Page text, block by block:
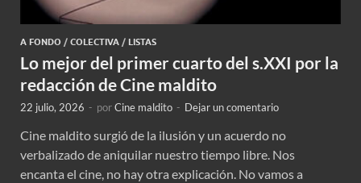
A FONDO / COLECTIVA / LISTAS
Lo mejor del primer cuarto del s.XXI por la
redacción de Cine maldito
22 julio, 2026 - porCine maldito - Dejar un comentario
Cine maldito surgió de la ilusión y un acuerdo no
verbalizado de aniquilar nuestro tiempo libre. Nos
encanta el cine, no hay otra explicación. No vamos a